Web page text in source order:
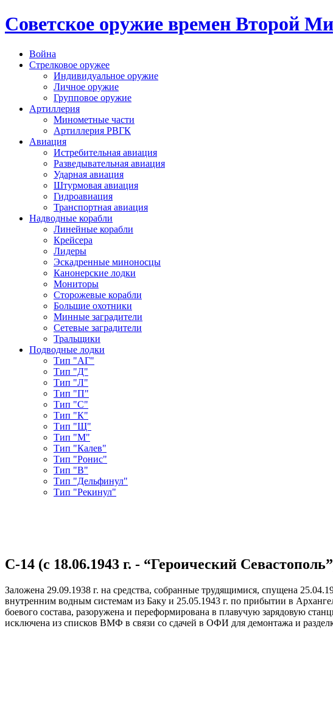
Cоветское оружие времен Второй
Война
Стрелковое оружее
Индивидуальное оружие
Личное оружие
Групповое оружие
Артиллерия
Минометные части
Артиллерия РВГК
Авиация
Истребительная авиация
Разведывательная авиация
Ударная авиация
Штурмовая авиация
Гидроавиация
Транспортная авиация
Надводные корабли
Линейные корабли
Крейсера
Лидеры
Эскадренные миноносцы
Канонерские лодки
Мониторы
Сторожевые корабли
Большие охотники
Минные заградители
Сетевые заградители
Тральщики
Подводные лодки
Тип "АГ"
Тип "Д"
Тип "Л"
Тип "П"
Тип "С"
Тип "К"
Тип "Щ"
Тип "М"
Тип "Калев"
Тип "Ронис"
Тип "В"
Тип "Дельфинул"
Тип "Рекинул"
С-14 (с 18.06.1943 г. - “Героический
Заложена 29.09.1938 г. на средства, собранные трудящимися, спущена
внутренним водным системам из Баку и 25.05.1943 г. по прибытии в
боевого состава, разоружена и переформирована в плавучую зарядовую
исключена из списков ВМФ в связи со сдачей в ОФИ для демонтажа и